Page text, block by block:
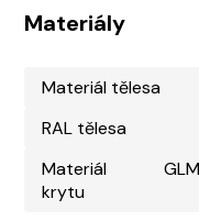
Materiály
Materiál tělesa
RAL tělesa
Materiál
krytu